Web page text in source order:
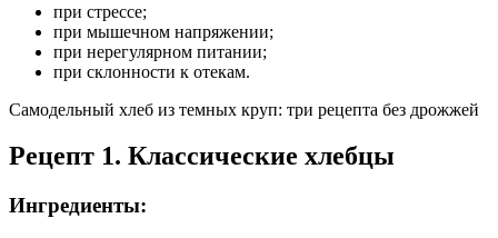
при стрессе;
при мышечном напряжении;
при нерегулярном питании;
при склонности к отекам.
Самодельный хлеб из темных круп: три рецепта без дрожжей
Рецепт 1. Классические хлебцы
Ингредиенты: